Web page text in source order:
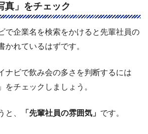
真」をチェック
で企業名を検索をかけると先輩社員の
かれているはずです。
ナビで飲み会の多さを判断するには
をチェックしましょう。
と、 「先輩社員の雰囲気」 です。